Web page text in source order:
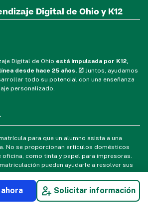
Digital de Ohio y K12
Digital de Ohio está impulsada por K12,
desde hace 25 años.
Juntos, ayudamos
todo su potencial con una enseñanza
personalizado.
para que un alumno asista a una
No se proporcionan artículos domésticos
oficina, como tinta y papel para impresoras.
pueden ayudarle a resolver sus
e informáticas.
Solicitar información